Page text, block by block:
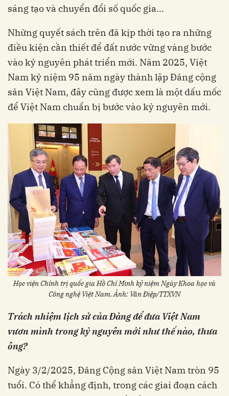
sáng tạo và chuyển đổi số quốc gia…
Những quyết sách trên đã kịp thời tạo ra những
điều kiện cần thiết để đất nước vững vàng bước
vào kỷ nguyên phát triển mới. Năm 2025, Việt
Nam kỷ niệm 95 năm ngày thành lập Đảng cộng
sản Việt Nam, đây cũng được xem là một dấu mốc
để Việt Nam chuẩn bị bước vào kỷ nguyên mới.
Học viện Chính trị quốc gia Hồ Chí Minh kỷ niệm Ngày Khoa học và
Công nghệ Việt Nam. Ảnh: Văn Điệp/TTXVN
Trách nhiệm lịch sử của Đảng để đưa Việt Nam
vươn mình trong kỷ nguyên mới như thế nào, thưa
ông?
Ngày 3/2/2025, Đảng Cộng sản Việt Nam tròn 95
tuổi. Có thể khẳng định, trong các giai đoạn cách